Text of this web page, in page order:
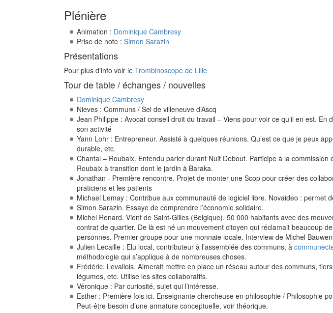
Plénière
Animation : Dominique Cambresy
Prise de note : Simon Sarazin
Présentations
Pour plus d'info voir le Trombinoscope de Lille
Tour de table / échanges / nouvelles
Dominique Cambresy
Nieves : Communs / Sel de villeneuve d’Ascq
Jean Philippe : Avocat conseil droit du travail – Viens pour voir ce qu’il en est.
son activité
Yann Lohr : Entrepreneur. Assisté à quelques réunions. Qu’est ce que je peux
durable, etc.
Chantal – Roubaix. Entendu parler durant Nuit Debout. Participe à la
Roubaix à transition dont le jardin à Baraka.
Jonathan - Première rencontre. Projet de monter une Scop pour créer des
praticiens et les patients
Michael Lemay : Contribue aux communauté de logiciel libre. Novaideo : permet
Simon Sarazin. Essaye de comprendre l’économie solidaire.
Michel Renard. Vient de Saint-Gilles (Belgique). 50 000 habitants avec des
contrat de quartier. De là est né un mouvement citoyen qui réclamait beaucoup
personnes. Premier groupe pour une monnaie locale. Interview de Michel
Julien Lecaille : Elu local, contributeur à l’assemblée des communs, à
méthodologie qui s’applique à de nombreuses choses.
Frédéric. Levallois. Aimerait mettre en place un réseau autour des communs,
légumes, etc. Utilise les sites collaboratifs.
Véronique : Par curiosité, sujet qui l’intéresse.
Esther : Première fois ici. Enseignante chercheuse en philosophie / Philosophie
Peut-être besoin d’une armature conceptuelle, voir théorique.